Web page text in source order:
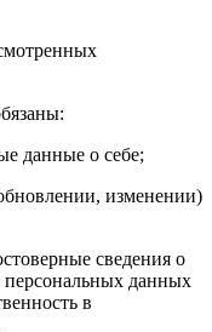
данные о себе;
изменении)
сведения о
персональных данных
в